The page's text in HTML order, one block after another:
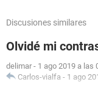
Discusiones similares
Olvidé mi
delimar - 1 ago 2019 a las
Carlos-vialfa - 1 ago